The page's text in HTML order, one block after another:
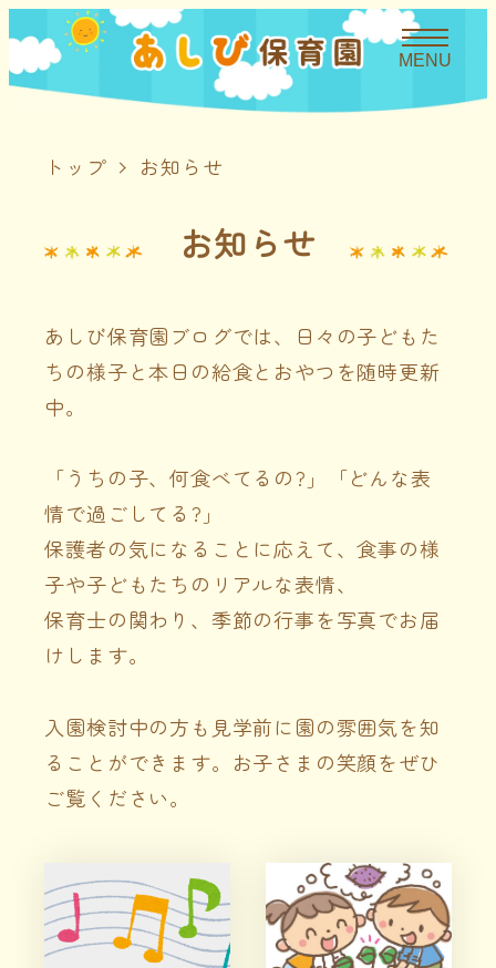
MENU
トップ お知らせ
お知らせ
あしび保育園ブログでは、日々の子どもた
ちの様子と本日の給食とおやつを随時更新
中。
「うちの子、何食べてるの?」「どんな表
情で過ごしてる?」
保護者の気になることに応えて、食事の様
子や子どもたちのリアルな表情、
保育士の関わり、季節の行事を写真でお届
けします。
入園検討中の方も見学前に園の雰囲気を知
ることができます。お子さまの笑顔をぜひ
ご覧ください。